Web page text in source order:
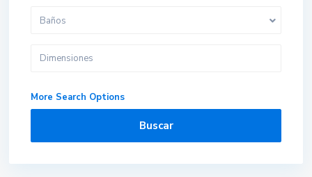
Baños
More Search Options
Buscar